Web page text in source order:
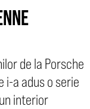
de la Porsche
i-a adus o serie
interior